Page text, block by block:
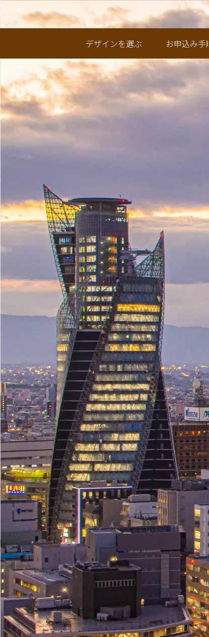
オリジナルデザインの
デザインを選ぶ お申込み手
DESIGNS 記念品に最適な
退職記念品
デザインを確認
お値打ちシリーズ
デザインを確認
ONEUCHI
お値打ちシリー
デザインをシンプルにすること
を押さえました！コストを押
してみてくださいね!